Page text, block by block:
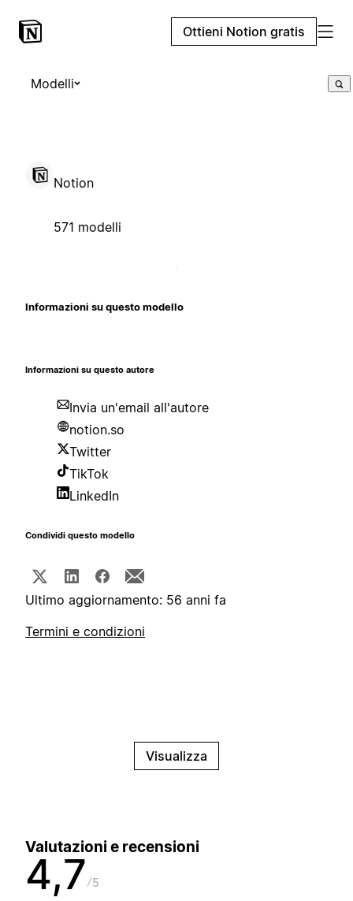
Ottieni Notion gratis
Modelli
Notion
571 modelli
Informazioni su questo modello
Informazioni su questo autore
Invia un'email all'autore
notion.so
Twitter
TikTok
LinkedIn
Condividi questo modello
Ultimo aggiornamento: 56 anni fa
Termini e condizioni
Visualizza
Valutazioni e recensioni
4,7 5